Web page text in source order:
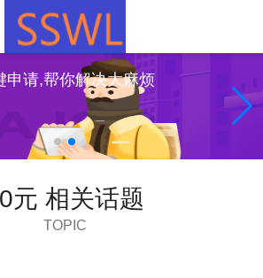
申请,帮你解决大麻烦
元 相关话题
TOPIC